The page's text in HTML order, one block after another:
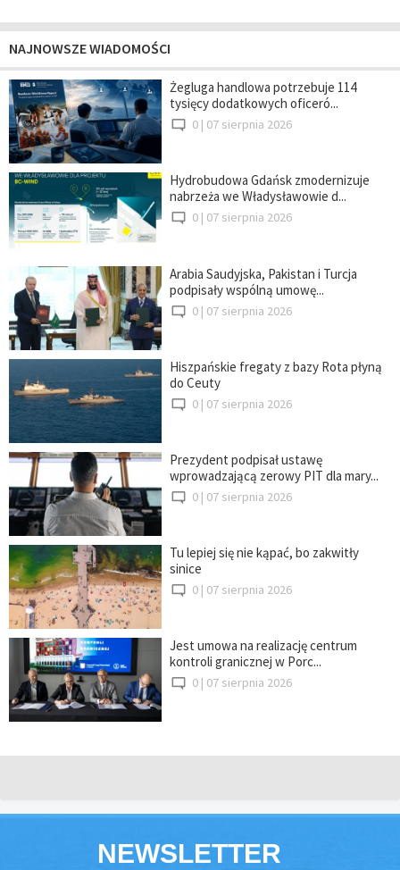
NAJNOWSZE WIADOMOŚCI
Żegluga handlowa potrzebuje 114
tysięcy dodatkowych oficeró...
0 | 07 sierpnia 2026
Hydrobudowa Gdańsk zmodernizuje
nabrzeża we Władysławowie d...
0 | 07 sierpnia 2026
Arabia Saudyjska, Pakistan i Turcja
podpisały wspólną umowę...
0 | 07 sierpnia 2026
Hiszpańskie fregaty z bazy Rota płyną
do Ceuty
0 | 07 sierpnia 2026
Prezydent podpisał ustawę
wprowadzającą zerowy PIT dla mary...
0 | 07 sierpnia 2026
Tu lepiej się nie kąpać, bo zakwitły
sinice
0 | 07 sierpnia 2026
Jest umowa na realizację centrum
kontroli granicznej w Porc...
0 | 07 sierpnia 2026
NEWSLETTER